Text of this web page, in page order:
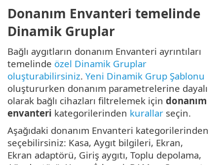
Donanım Envanteri temelinde
Dinamik Gruplar
Bağlı aygıtların donanım Envanteri ayrıntıları
temelinde özel Dinamik Gruplar
oluşturabilirsiniz. Yeni Dinamik Grup Şablonu
oluştururken donanım parametrelerine dayalı
olarak bağlı cihazları filtrelemek için donanım
envanteri kategorilerinden kurallar seçin.
Aşağıdaki donanım Envanteri kategorilerinden
seçebilirsiniz: Kasa, Aygıt bilgileri, Ekran,
Ekran adaptörü, Giriş aygıtı, Toplu depolama,